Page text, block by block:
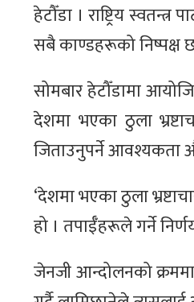
हेटौँडा । राष्ट्रिय
सबै काण्डहरूको निष्पक्ष
सोमबार हेटौँडामा
देशमा भएका ठुला
जिताउनुपर्ने आवश्यकता
‘देशमा भएका ठुला
हो । तपाईँहरूले गर्ने
जेनजी आन्दोलनको